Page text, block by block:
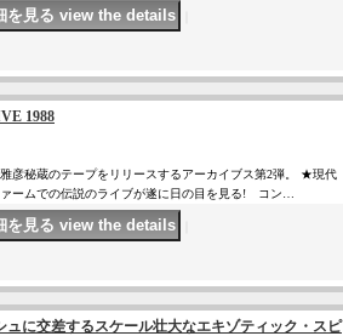
1988
彦秘蔵のテープをリリースするアーカイブス第2弾。 ★現代
ームでの伝説のライブが遂に日の目を見る! コン…
に交差するスケール壮大なエキゾティック・スピ